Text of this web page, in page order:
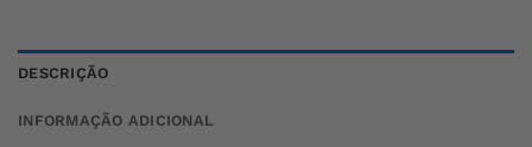
DESCRIÇÃO
INFORMAÇÃO ADICIONAL